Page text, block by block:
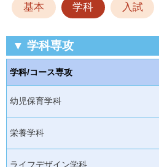
基本 学科 入試
▼ 学科専攻
学科/コース専攻
幼児保育学科
栄養学科
ライフデザイン学科